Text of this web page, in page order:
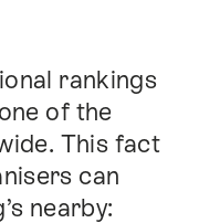
rankings
of the
This fact
can
nearby: